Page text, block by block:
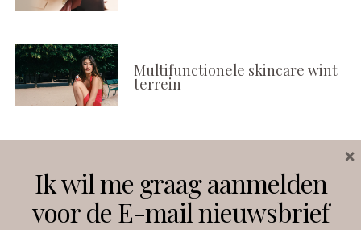
Multifunctionele skincare wint
terrein
Instagram Facebook
Ik wil me graag aanmelden
voor de E-mail nieuwsbrief
×